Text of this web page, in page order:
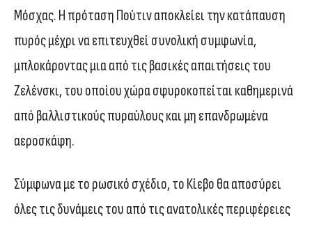
Μόσχας. Η πρόταση Πούτιν αποκλείει την κατάπαυση
πυρός μέχρι να επιτευχθεί συνολική συμφωνία,
μπλοκάροντας μια από τις βασικές απαιτήσεις του
Ζελένσκι, του οποίου χώρα σφυροκοπείται καθημερινά
από βαλλιστικούς πυραύλους και μη επανδρωμένα
αεροσκάφη.
Σύμφωνα με το ρωσικό σχέδιο, το Κίεβο θα αποσύρει
όλες τις δυνάμεις του από τις ανατολικές περιφέρειες